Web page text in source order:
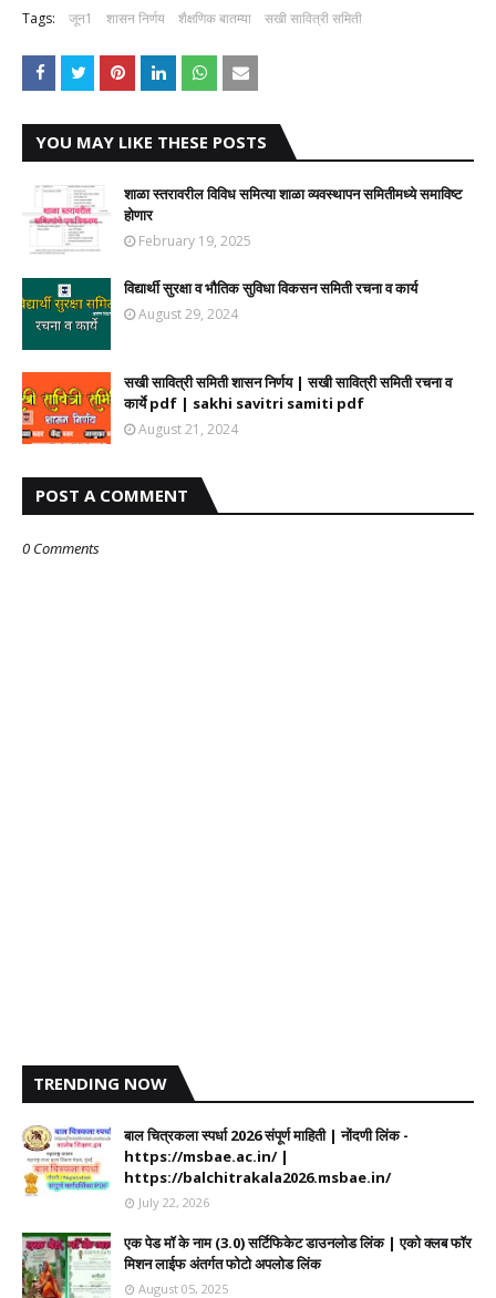
Tags: जून1 शासन निर्णय शैक्षणिक बातम्या सखी सावित्री समिती
YOU MAY LIKE THESE POSTS
शाळा स्तरावरील विविध समित्या शाळा व्यवस्थापन समितीमध्ये समाविष्ट
होणार
February 19, 2025
विद्यार्थी सुरक्षा व भौतिक सुविधा विकसन समिती रचना व कार्य
August 29, 2024
सखी सावित्री समिती शासन निर्णय | सखी सावित्री समिती रचना व
कार्ये pdf | sakhi savitri samiti pdf
August 21, 2024
POST A COMMENT
0 Comments
TRENDING NOW
बाल चित्रकला स्पर्धा 2026 संपूर्ण माहिती | नोंदणी लिंक -
https://msbae.ac.in/ |
https://balchitrakala2026.msbae.in/
July 22, 2026
एक पेड मॉ के नाम (3.0) सर्टिफिकेट डाउनलोड लिंक | एको क्लब फॉर
मिशन लाईफ अंतर्गत फोटो अपलोड लिंक
August 05, 2025